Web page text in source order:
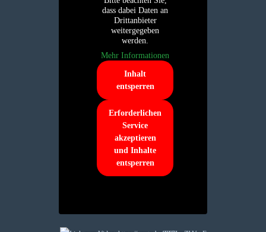
dass dabei Daten an
Drittanbieter
weitergegeben
werden.
Mehr Informationen
Inhalt
entsperren
Erforderlichen
Service
akzeptieren
und Inhalte
entsperren